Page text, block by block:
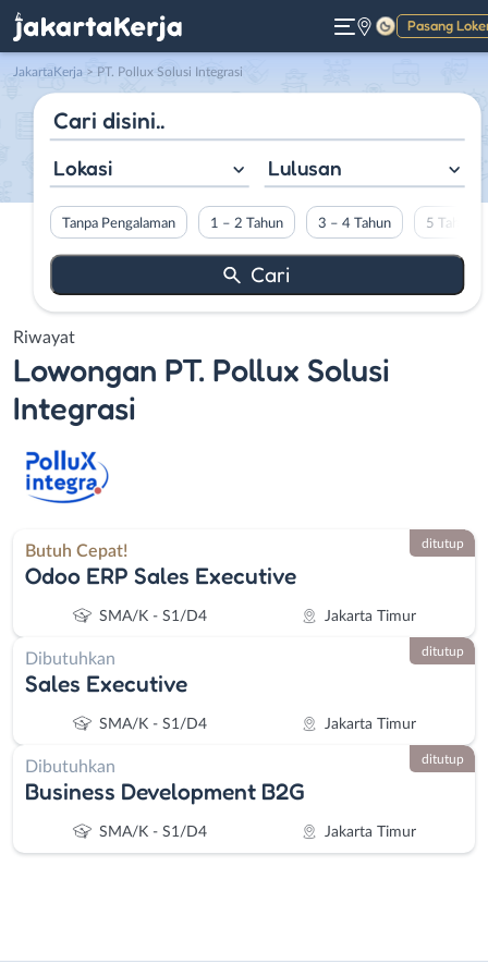
Pasang
Gelap
JakartaKerja > PT. Pollux Solusi Integrasi
Lokasi Lulusan
Tanpa Pengalaman 1 – 2 Tahun 3 – 4 Tahun 5 Tahun
Riwayat
Lowongan PT. Pollux Solusi
Integrasi
Butuh Cepat!
Odoo ERP Sales Executive
SMA/K - S1/D4 Jakarta Timur
ditutup
Dibutuhkan
Sales Executive
SMA/K - S1/D4 Jakarta Timur
ditutup
Dibutuhkan
Business Development B2G
SMA/K - S1/D4 Jakarta Timur
ditutup
Administrasi
Bebas